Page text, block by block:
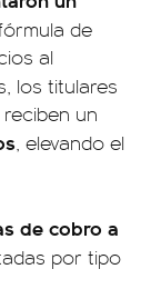
de
al
los titulares
un
, elevando el
de cobro a
por tipo